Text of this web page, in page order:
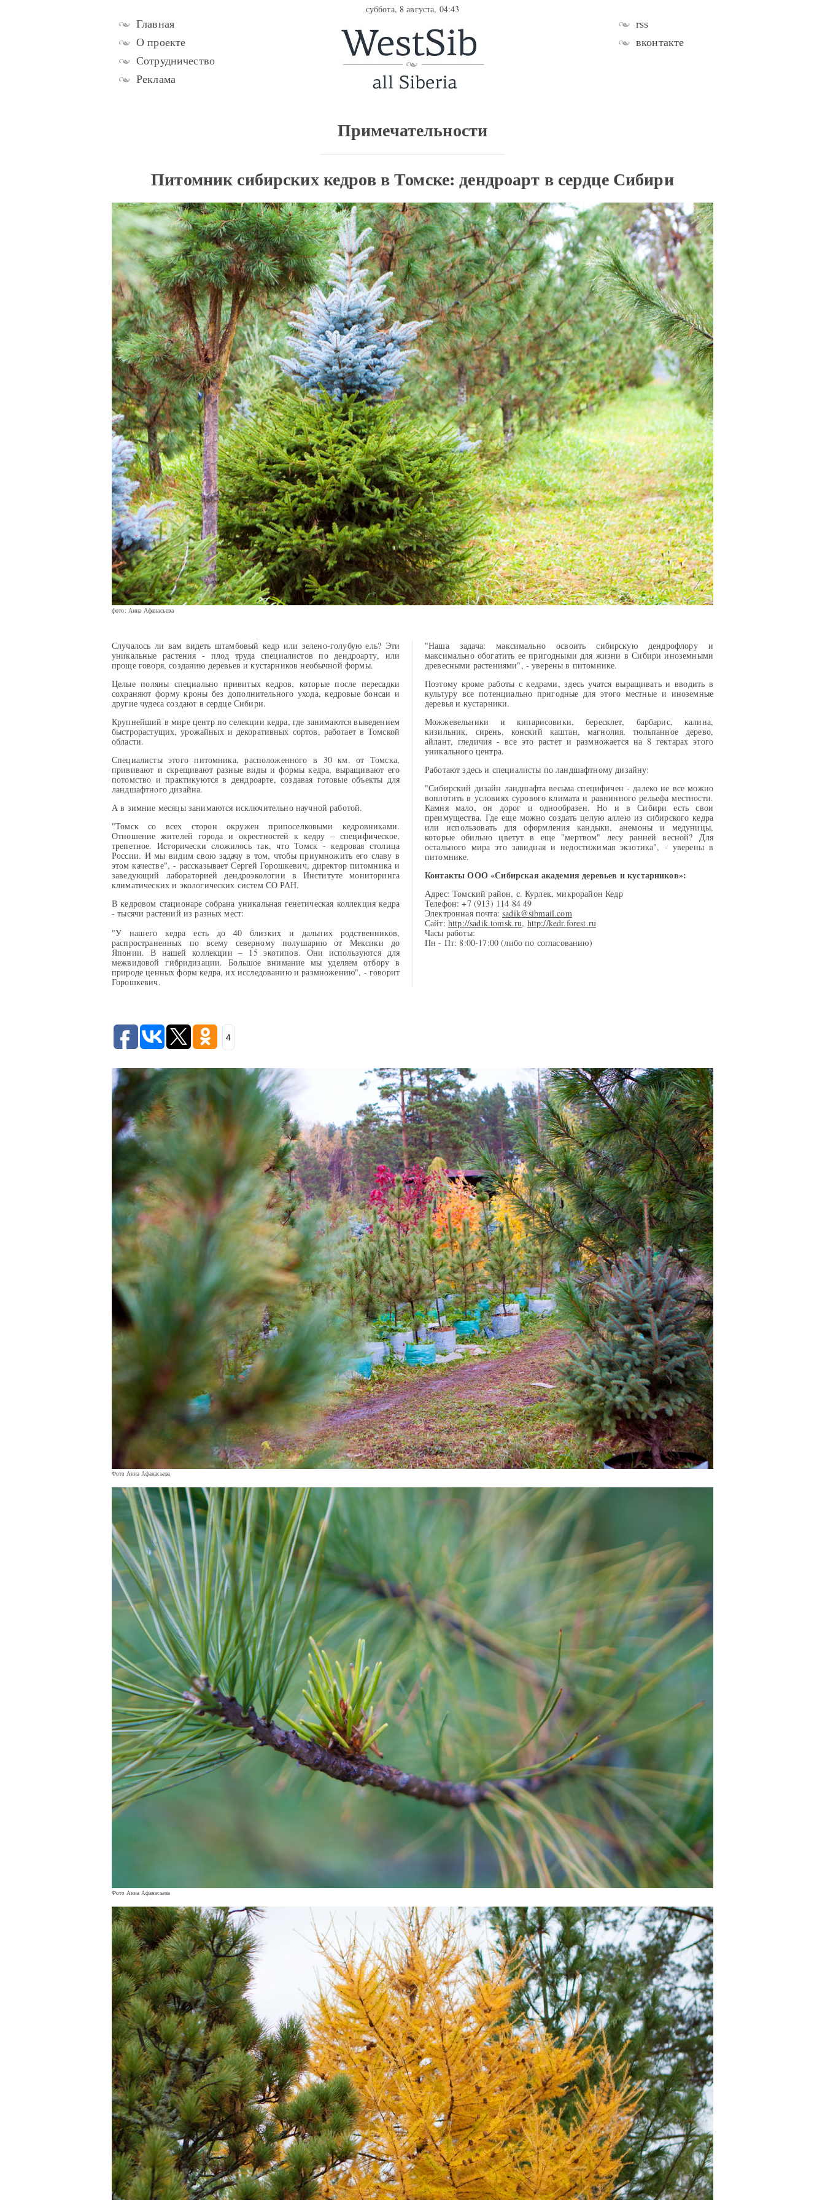
суббота, 8 августа, 04:43
Главная
О проекте
Сотрудничество
Реклама
rss
вконтакте
Примечательности
Питомник сибирских кедров в Томске: дендроарт в сердце Сибири
фото: Анна Афанасьева
"Наша задача: максимально освоить сибирскую дендрофлору и
максимально обогатить ее пригодными для жизни в Сибири иноземными
древесными растениями", - уверены в питомнике.
Поэтому кроме работы с кедрами, здесь учатся выращивать и вводить в
культуру все потенциально пригодные для этого местные и иноземные
деревья и кустарники.
Можжевельники и кипарисовики, бересклет, барбарис, калина,
кизильник, сирень, конский каштан, магнолия, тюльпанное дерево,
айлант, гледичия - все это растет и размножается на 8 гектарах этого
уникального центра.
Работают здесь и специалисты по ландшафтному дизайну:
"Сибирский дизайн ландшафта весьма специфичен - далеко не все можно
воплотить в условиях сурового климата и равнинного рельефа местности.
Камня мало, он дорог и однообразен. Но и в Сибири есть свои
преимущества. Где еще можно создать целую аллею из сибирского кедра
или использовать для оформления кандыки, анемоны и медуницы,
которые обильно цветут в еще "мертвом" лесу ранней весной? Для
остального мира это завидная и недостижимая экзотика", - уверены в
питомнике.
Контакты ООО «Сибирская академия деревьев и кустарников»:
Адрес: Томский район, с. Курлек, микрорайон Кедр
Телефон: +7 (913) 114 84 49
Электронная почта:sadik@sibmail.com
Сайт: http://sadik.tomsk.ru, http://kedr.forest.ru
Часы работы:
Пн - Пт: 8:00-17:00 (либо по согласованию)
Случалось ли вам видеть штамбовый кедр или зелено-голубую ель? Эти
уникальные растения - плод труда специалистов по дендроарту, или
проще говоря, созданию деревьев и кустарников необычной формы.
Целые поляны специально привитых кедров, которые после пересадки
сохраняют форму кроны без дополнительного ухода, кедровые бонсаи и
другие чудеса создают в сердце Сибири.
Крупнейший в мире центр по селекции кедра, где занимаются выведением
быстрорастущих, урожайных и декоративных сортов, работает в Томской
области.
Специалисты этого питомника, расположенного в 30 км. от Томска,
прививают и скрещивают разные виды и формы кедра, выращивают его
потомство и практикуются в дендроарте, создавая готовые объекты для
ландшафтного дизайна.
А в зимние месяцы занимаются исключительно научной работой.
"Томск со всех сторон окружен припоселковыми кедровниками.
Отношение жителей города и окрестностей к кедру – специфическое,
трепетное. Исторически сложилось так, что Томск - кедровая столица
России. И мы видим свою задачу в том, чтобы приумножить его славу в
этом качестве", - рассказывает Сергей Горошкевич, директор питомника и
заведующий лабораторией дендроэкологии в Институте мониторинга
климатических и экологических систем СО РАН.
В кедровом стационаре собрана уникальная генетическая коллекция кедра
- тысячи растений из разных мест:
"У нашего кедра есть до 40 близких и дальних родственников,
распространенных по всему северному полушарию от Мексики до
Японии. В нашей коллекции – 15 экотипов. Они используются для
межвидовой гибридизации. Большое внимание мы уделяем отбору в
природе ценных форм кедра, их исследованию и размножению", - говорит
Горошкевич.
4
Фото Анна Афанасьева
Фото Анна Афанасьева